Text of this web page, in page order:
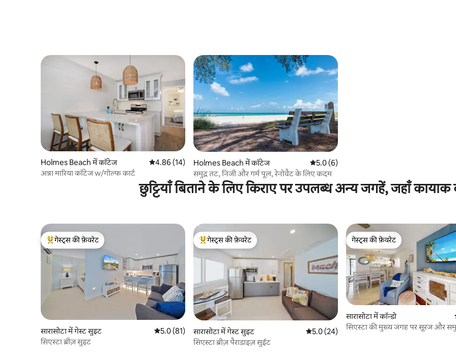
Holmes Beach में कॉटेज औसत रेटिंग 5 में से 4.86, 14 समीक्षाएँ
4.86 (14)
अन्ना मारिया कॉटेज w/गोल्फ कार्ट
Holmes Beach में कॉटेज औसत रेटिंग 5 में से 5.0, 6 समीक्षाएँ
5.0 (6)
समुद्र तट, निजी और गर्म पूल, रेनोवैट के लिए कदम
छुट्टियाँ बिताने के लिए किराए पर उपलब्ध अन्य जगहें, जहाँ
गेस्ट्स का टॉप फ़ेवरेट
गेस्ट्स की फ़ेवरेट
सारासोटा में गेस्ट सुइट औसत रेटिंग 5 में से 5.0, 81 समीक्षाएँ
5.0 (81)
सिएस्टा ब्रीज़ सुइट
गेस्ट्स का टॉप फ़ेवरेट
गेस्ट्स की फ़ेवरेट
सारासोटा में गेस्ट सुइट औसत रेटिंग 5 में से 5.0, 24 समीक्षाएँ
5.0 (24)
सिएस्टा ब्रीज़ पैराडाइज़ सुईट
गेस्ट्स की फ़ेवरेट
गेस्ट्स की फ़ेवरेट
सारासोटा में कॉन्डो
सिएस्टा की मुख्य जगह पर सूरज और